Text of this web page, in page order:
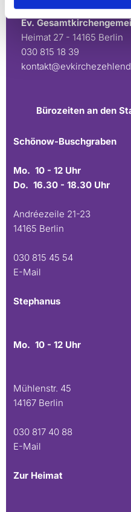
Ev.
Heimat 27 - 14165 Berlin
030 815 18 39
Bürozeiten an den
Schönow-Buschgraben
Mo. 10 - 12 Uhr
Do. 16.30 - 18.30 Uhr
Andréezeile 21-23
14165 Berlin
030 815 45 54
E-Mail
Stephanus
Mo. 10 - 12 Uhr
Mühlenstr. 45
14167 Berlin
030 817 40 88
E-Mail
Zur Heimat